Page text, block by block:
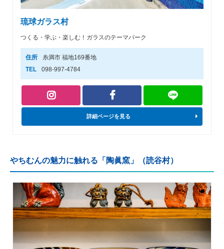
琉球ガラス村
つくる・学ぶ・楽しむ！ガラスのテーマパーク
住所
糸満市 福地169番地
TEL
098-997-4784
詳細ページを見る
やちむんの魅力に触れる「陶眞窯」（読谷村）